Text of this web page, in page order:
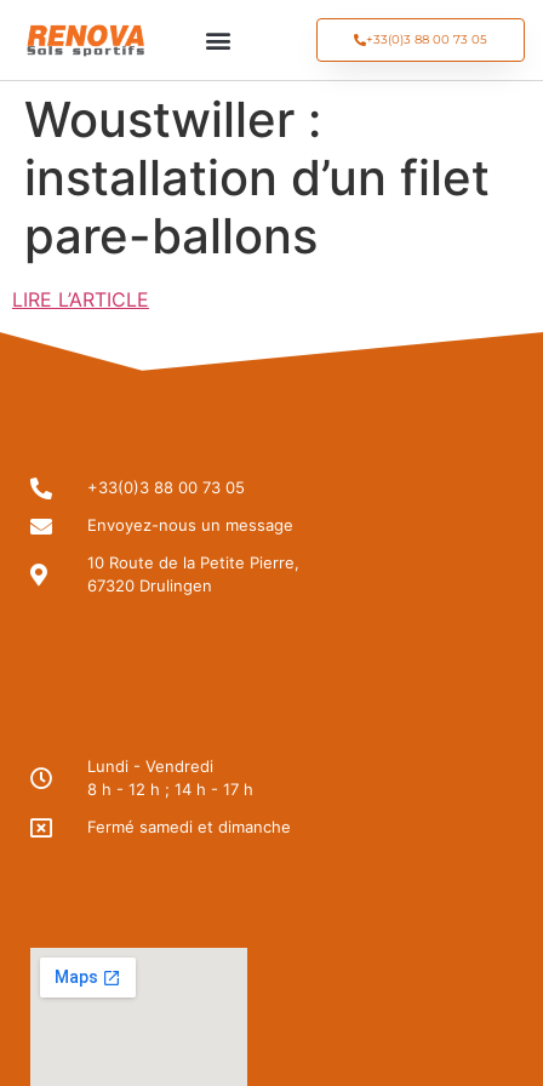
+33(0)3 88 00 73 05
Woustwiller :
installation d’un filet
pare-ballons
LIRE L’ARTICLE
+33(0)3 88 00 73 05
Envoyez-nous un message
10 Route de la Petite Pierre,
67320 Drulingen
Lundi - Vendredi
8 h - 12 h ; 14 h - 17 h
Fermé samedi et dimanche